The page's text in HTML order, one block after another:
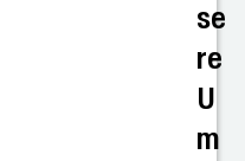
se
re
U
m